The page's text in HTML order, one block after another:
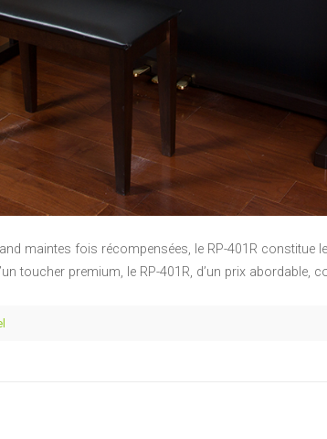
maintes fois récompensées, le RP-401R constitue
toucher premium, le RP-401R, d’un prix abordable,